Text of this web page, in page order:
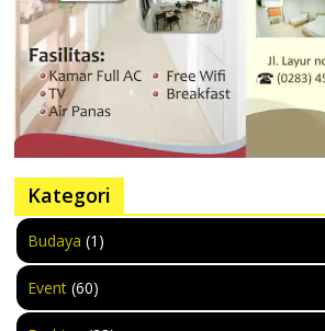
Kategori
Budaya (1)
Event (60)